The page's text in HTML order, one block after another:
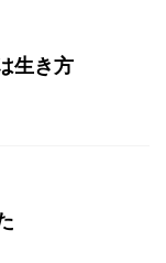
生き方